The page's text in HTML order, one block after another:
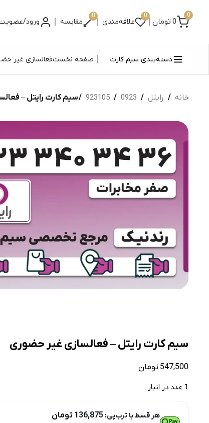
0
0 تومان |
0
علاقه‌مندی |
0
مقایسه | ورود/
دسته‌بندی سیم کارت صفحه نخستفعالسازی غیر
خانه / رایتل /
0923
/
923105 / سیم کارت رایتل –
سیم کارت رایتل – فعالسازی غیر حضوری
547,500 تومان
1 عدد در انبار
هر قسط با ترب‌پی: 136,875 تومان